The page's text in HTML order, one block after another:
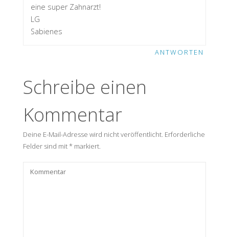
eine super Zahnarzt!
LG
Sabienes
ANTWORTEN
Schreibe einen
Kommentar
Deine E-Mail-Adresse wird nicht veröffentlicht. Erforderliche
Felder sind mit*markiert.